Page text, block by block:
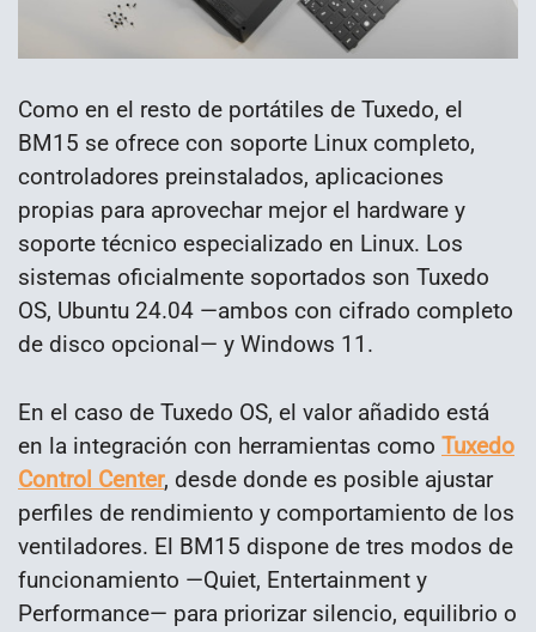
Como en el resto de portátiles de Tuxedo, el
BM15 se ofrece con soporte Linux completo,
controladores preinstalados, aplicaciones
propias para aprovechar mejor el hardware y
soporte técnico especializado en Linux. Los
sistemas oficialmente soportados son Tuxedo
OS, Ubuntu 24.04 —ambos con cifrado completo
de disco opcional— y Windows 11.
En el caso de Tuxedo OS, el valor añadido está
en la integración con herramientas como Tuxedo
Control Center, desde donde es posible ajustar
perfiles de rendimiento y comportamiento de los
ventiladores. El BM15 dispone de tres modos de
funcionamiento —Quiet, Entertainment y
Performance— para priorizar silencio, equilibrio o